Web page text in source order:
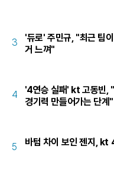
3
'듀로' 주민규, "최근 팀
거 느껴"
4
'4연승 실패' kt 고동빈,
경기력 만들어가는 단계"
5 바텀 차이 보인 젠지, kt